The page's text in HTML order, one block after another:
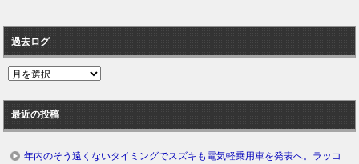
過去ログ
過
ロ
グ
最近の投稿
年内のそう遠くないタイミングでスズキも電気軽乗用車を発表へ。ラッコ